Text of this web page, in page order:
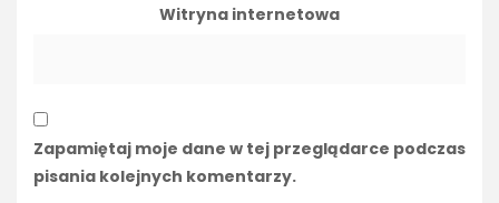
Witryna internetowa
Zapamiętaj moje dane w tej przeglądarce podczas
pisania kolejnych komentarzy.